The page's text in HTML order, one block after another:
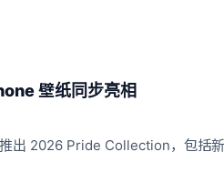
壁纸同步亮相
出 2026 Pride Collection，包括